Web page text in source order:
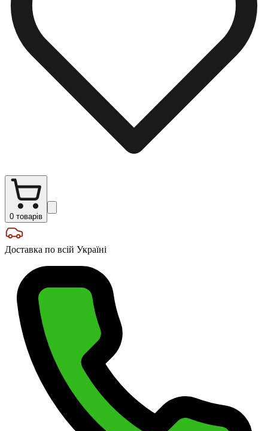
0 товарів
Доставка по всій Україні